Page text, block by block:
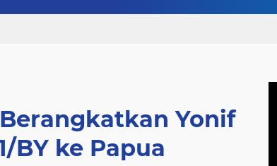
Yonif
BY ke Papua